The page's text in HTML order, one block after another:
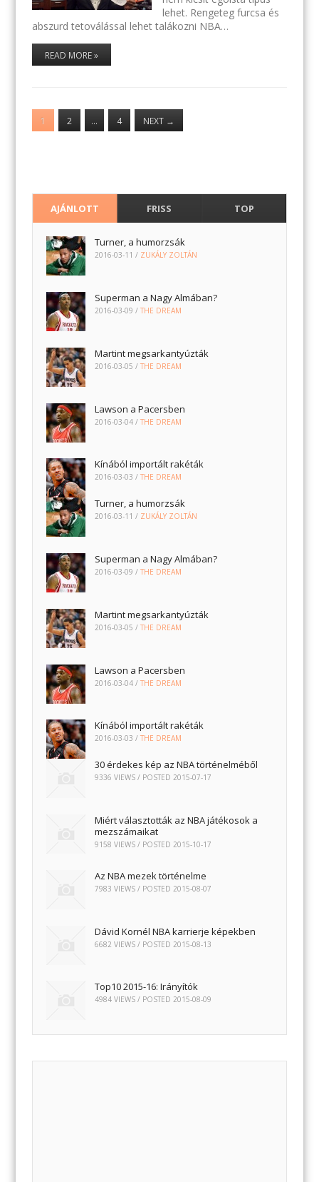
lehet. Rengeteg furcsa és
abszurd tetoválással lehet talákozni NBA…
READ MORE »
1 2 … 4 NEXT →
AJÁNLOTT FRISS TOP
Turner, a humorzsák
2016-03-11 / ZUKÁLY ZOLTÁN
Superman a Nagy Almában?
2016-03-09 /THE DREAM
Martint megsarkantyúzták
2016-03-05 /THE DREAM
Lawson a Pacersben
2016-03-04 /THE DREAM
Kínából importált rakéták
2016-03-03 /THE DREAM
Turner, a humorzsák
2016-03-11 / ZUKÁLY ZOLTÁN
Superman a Nagy Almában?
2016-03-09 /THE DREAM
Martint megsarkantyúzták
2016-03-05 /THE DREAM
Lawson a Pacersben
2016-03-04 /THE DREAM
Kínából importált rakéták
2016-03-03 /THE DREAM
30 érdekes kép az NBA történelméből
9336 VIEWS / POSTED2015-07-17
Miért választották az NBA játékosok a
mezszámaikat
9158 VIEWS / POSTED2015-10-17
Az NBA mezek történelme
7983 VIEWS / POSTED 2015-08-07
Dávid Kornél NBA karrierje képekben
6682 VIEWS / POSTED 2015-08-13
Top10 2015-16: Irányítók
4984 VIEWS / POSTED2015-08-09